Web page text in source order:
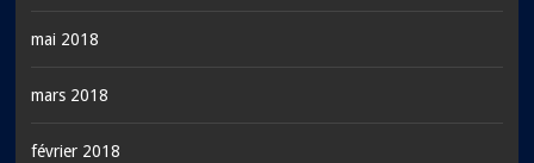
mai 2018
mars 2018
février 2018